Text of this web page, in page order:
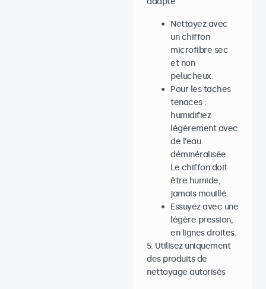
Nettoyez avec
un chiffon
microfibre sec
et non
pelucheux.
Pour les taches
tenaces :
humidifiez
légèrement avec
de l’eau
déminéralisée.
Le chiffon doit
être humide,
jamais mouillé.
Essuyez avec une
légère pression,
en lignes droites.
5. Utilisez uniquement
des produits de
nettoyage autorisés